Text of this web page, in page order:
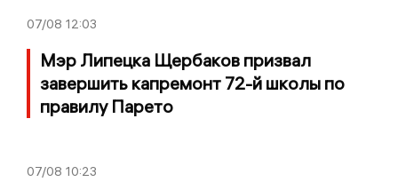
07/08 12:03
Мэр Липецка Щербаков призвал
завершить капремонт 72-й школы по
правилу Парето
07/08 10:23